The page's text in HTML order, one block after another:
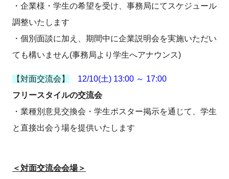
・企業様・学生の希望を受け、事務局にてスケジュール
調整いたします
・個別面談に加え、期間中に企業説明会を実施いただい
ても構いません(事務局より学生へアナウンス)
【対面交流会】
12/10(土) 13:00 ～ 17:00
フリースタイルの交流会
・業種別意見交換会・学生ポスター掲示を通じて、学生
と直接出会う場を提供いたします
＜対面交流会会場＞